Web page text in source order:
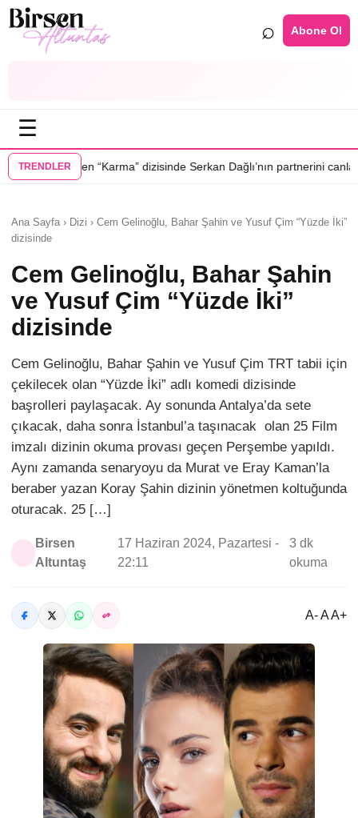
⌕ Abone Ol
☰
TRENDLER
dizisinde Serkan Dağlı’nın partnerini canlandıracak•Daha 17’ye
Ana Sayfa › Dizi › Cem Gelinoğlu, Bahar Şahin ve Yusuf Çim “Yüzde İki”
dizisinde
Cem Gelinoğlu, Bahar Şahin
ve Yusuf Çim “Yüzde İki”
dizisinde
Cem Gelinoğlu, Bahar Şahin ve Yusuf Çim TRT tabii için
çekilecek olan “Yüzde İki” adlı komedi dizisinde
başrolleri paylaşacak. Ay sonunda Antalya’da sete
çıkacak, daha sonra İstanbul’a taşınacak olan 25 Film
imzalı dizinin okuma provası geçen Perşembe yapıldı.
Aynı zamanda senaryoyu da Murat ve Eray Kaman’la
beraber yazan Koray Şahin dizinin yönetmen koltuğunda
oturacak. 25 […]
Birsen
Altuntaş
17 Haziran 2024, Pazartesi -
22:11
3 dk
okuma
A- A A+